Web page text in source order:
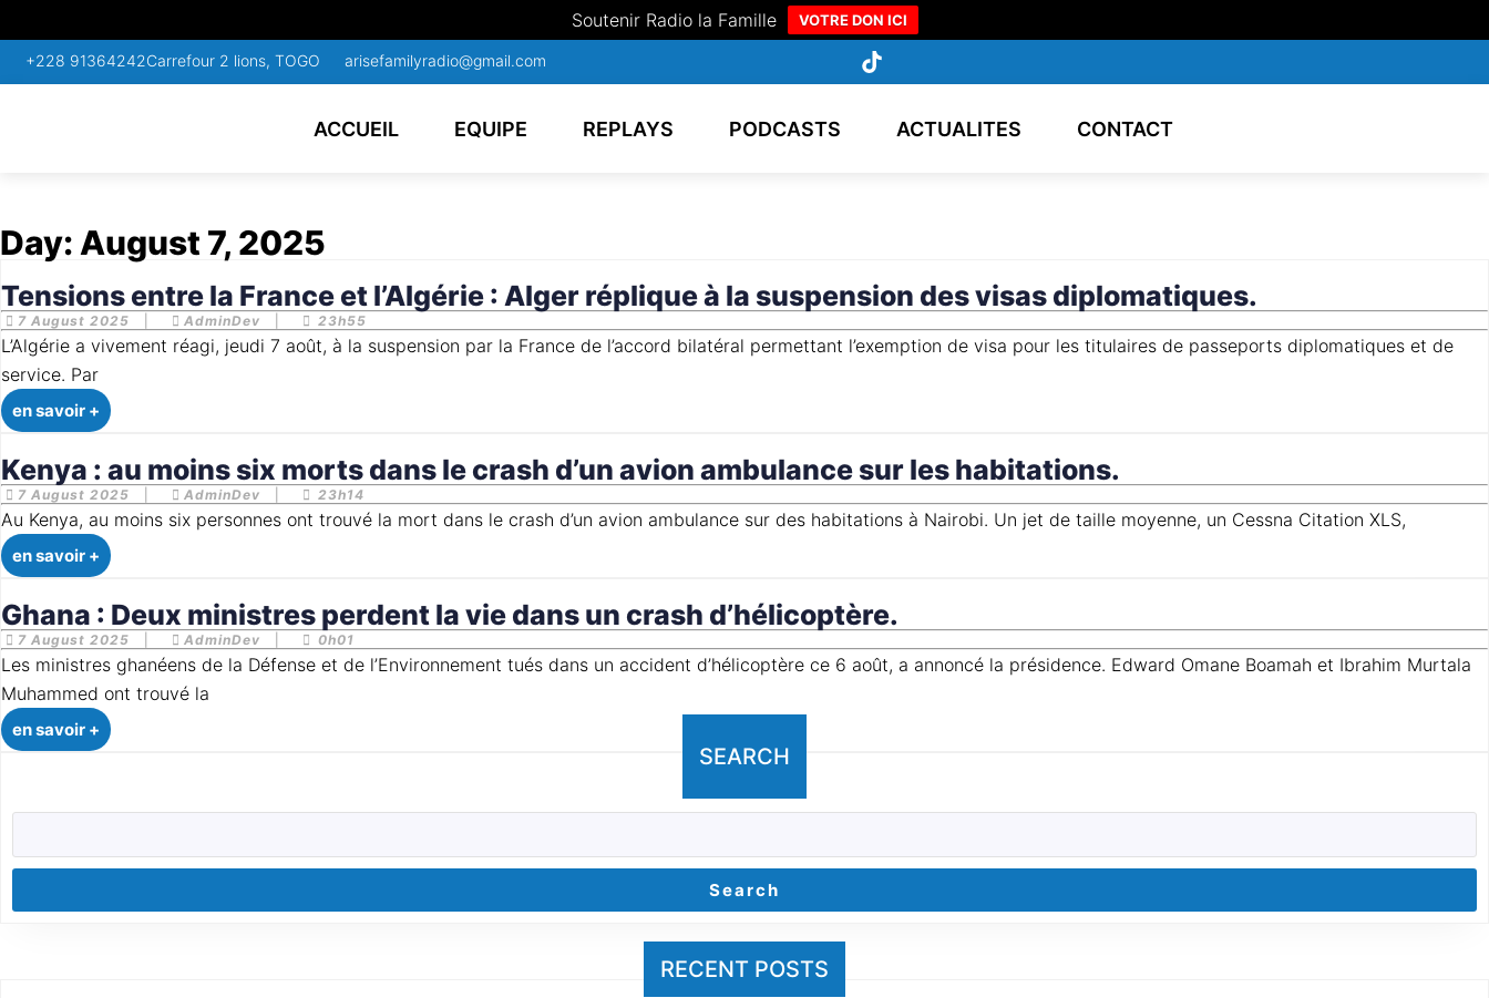
Soutenir Radio la Famille VOTRE DON ICI
+228 91364242Carrefour 2 lions, TOGO arisefamilyradio@gmail.com
ACCUEIL EQUIPE REPLAYS PODCASTS ACTUALITES CONTACT
Day: August 7, 2025
Tensions entre la France et l’Algérie : Alger réplique à la suspension des visas diplomatiques.
7 August 2025 AdminDev 23h55
L’Algérie a vivement réagi, jeudi 7 août, à la suspension par la France de l’accord bilatéral permettant l’exemption de visa pour les titulaires de passeports diplomatiques et de
service. Par
en savoir +
Kenya : au moins six morts dans le crash d’un avion ambulance sur les habitations.
7 August 2025 AdminDev 23h14
Au Kenya, au moins six personnes ont trouvé la mort dans le crash d’un avion ambulance sur des habitations à Nairobi. Un jet de taille moyenne, un Cessna Citation XLS,
en savoir +
Ghana : Deux ministres perdent la vie dans un crash d’hélicoptère.
7 August 2025 AdminDev 0h01
Les ministres ghanéens de la Défense et de l’Environnement tués dans un accident d’hélicoptère ce 6 août, a annoncé la présidence. Edward Omane Boamah et Ibrahim Murtala
Muhammed ont trouvé la
en savoir +
SEARCH
Search
RECENT POSTS